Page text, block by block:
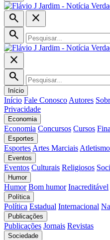
search
close
search
close
search
Início
Início Fale Conosco Autores
Privacidade
Economia
Economia Concursos Cursos
Esportes
Esportes Artes Marciais Atletismo
Eventos
Eventos Culturais Religiosos
Humor
Humor Bom humor Inacreditável
Política
Política Estadual Internacional
Publicações
Publicações Jornais Revistas
Sociedade